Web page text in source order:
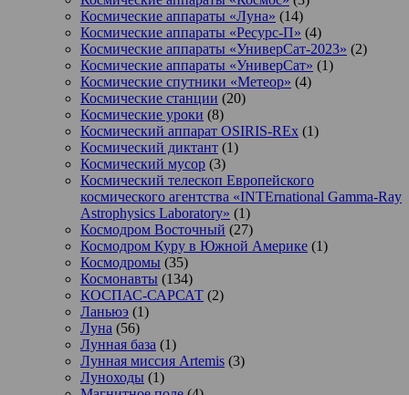
Космические аппараты «Луна» (14)
Космические аппараты «Ресурс-П» (4)
Космические аппараты «УниверСат-2023» (2)
Космические аппараты «УниверСат» (1)
Космические спутники «Метеор» (4)
Космические станции (20)
Космические уроки (8)
Космический аппарат OSIRIS-REx (1)
Космический диктант (1)
Космический мусор (3)
Космический телескоп Европейского
космического агентства «INTErnational Gamma-Ray
Astrophysics Laboratory» (1)
Космодром Восточный (27)
Космодром Куру в Южной Америке (1)
Космодромы (35)
Космонавты (134)
КОСПАС-САРСАТ (2)
Ланьюэ (1)
Луна (56)
Лунная база (1)
Лунная миссия Artemis (3)
Луноходы (1)